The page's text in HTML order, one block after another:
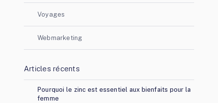
Voyages
Webmarketing
Articles récents
Pourquoi le zinc est essentiel aux bienfaits pour la
femme